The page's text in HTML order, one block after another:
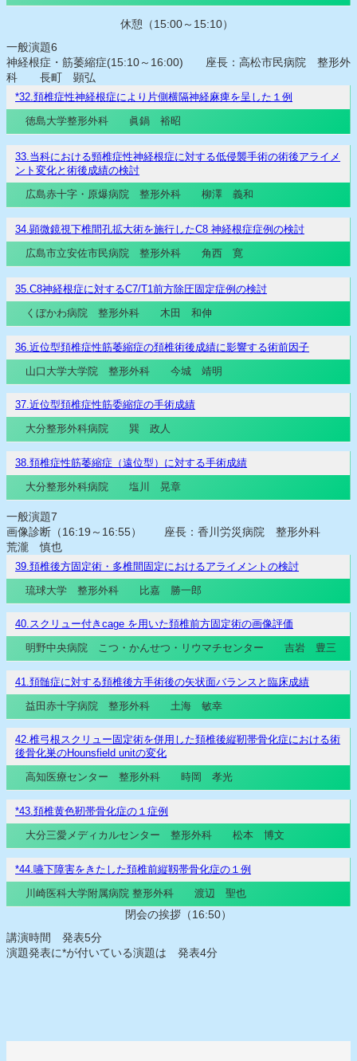
休憩（15:00～15:10）
一般演題6
神経根症・筋萎縮症(15:10～16:00) 座長：高松市民病院 整形外
科 長町 顕弘
*32.頚椎症性神経根症により片側横隔神経麻痺を呈した１例
徳島大学整形外科 眞鍋 裕昭
33.当科における頸椎症性神経根症に対する低侵襲手術の術後アライメ
ント変化と術後成績の検討
広島赤十字・原爆病院 整形外科 柳澤 義和
34.顕微鏡視下椎間孔拡大術を施行したC8 神経根症症例の検討
広島市立安佐市民病院 整形外科 角西 寛
35.C8神経根症に対するC7/T1前方除圧固定症例の検討
くぼかわ病院 整形外科 木田 和伸
36.近位型頚椎症性筋萎縮症の頚椎術後成績に影響する術前因子
山口大学大学院 整形外科 今城 靖明
37.近位型頚椎症性筋委縮症の手術成績
大分整形外科病院 巽 政人
38.頚椎症性筋萎縮症（遠位型）に対する手術成績
大分整形外科病院 塩川 晃章
一般演題7
画像診断（16:19～16:55） 座長：香川労災病院 整形外科
荒瀧 慎也
39.頚椎後方固定術・多椎間固定におけるアライメントの検討
琉球大学 整形外科 比嘉 勝一郎
40.スクリュー付きcage を用いた頚椎前方固定術の画像評価
明野中央病院 こつ・かんせつ・リウマチセンター 吉岩 豊三
41.頚髄症に対する頚椎後方手術後の矢状面バランスと臨床成績
益田赤十字病院 整形外科 土海 敏幸
42.椎弓根スクリュー固定術を併用した頚椎後縦靭帯骨化症における術
後骨化巣のHounsfield unitの変化
高知医療センター 整形外科 時岡 孝光
*43.頚椎黄色靭帯骨化症の１症例
大分三愛メディカルセンター 整形外科 松本 博文
*44.嚥下障害をきたした頚椎前縦靱帯骨化症の１例
川崎医科大学附属病院 整形外科 渡辺 聖也
閉会の挨拶（16:50）
講演時間 発表5分
演題発表に*が付いている演題は 発表4分